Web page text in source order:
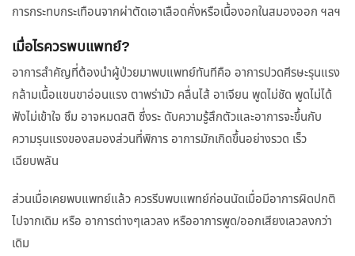
การกระทบกระเทือนจากผ่าตัดเอาเลือดคั่งหรือเนื้องอกในสมองออก ฯลฯ
เมื่อไรควรพบแพทย์?
อาการสำคัญที่ต้องนำผู้ป่วยมาพบแพทย์ทันทีคือ อาการปวดศีรษะรุนแรง
กล้ามเนื้อแขนขาอ่อนแรง ตาพร่ามัว คลื่นไส้ อาเจียน พูดไม่ชัด พูดไม่ได้
ฟังไม่เข้าใจ ซึม อาจหมดสติ ซึ่งระ ดับความรู้สึกตัวและอาการจะขึ้นกับ
ความรุนแรงของสมองส่วนที่พิการ อาการมักเกิดขึ้นอย่างรวด เร็ว
เฉียบพลัน
ส่วนเมื่อเคยพบแพทย์แล้ว ควรรีบพบแพทย์ก่อนนัดเมื่อมีอาการผิดปกติ
ไปจากเดิม หรือ อาการต่างๆเลวลง หรืออาการพูด/ออกเสียงเลวลงกว่า
เดิม